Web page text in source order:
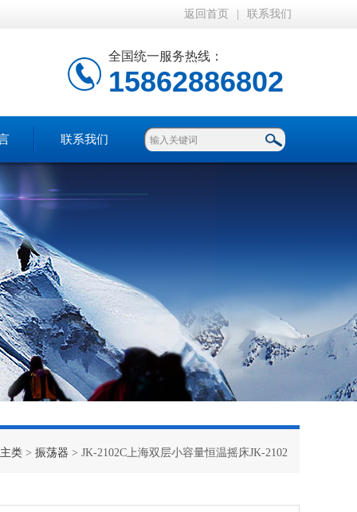
返回首页 联系我们
全国统一服务热线：
15862886802
联系我们
类 > 振荡器 > JK-2102C上海双层小容量恒温摇床JK-2102